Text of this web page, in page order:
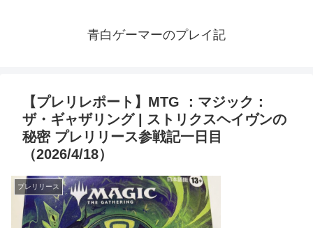
青白ゲーマーのプレイ記
【プレリレポート】MTG ：マジック：
ザ・ギャザリング | ストリクスヘイヴンの
秘密 プレリリース参戦記一日目
（2026/4/18）
プレリリース